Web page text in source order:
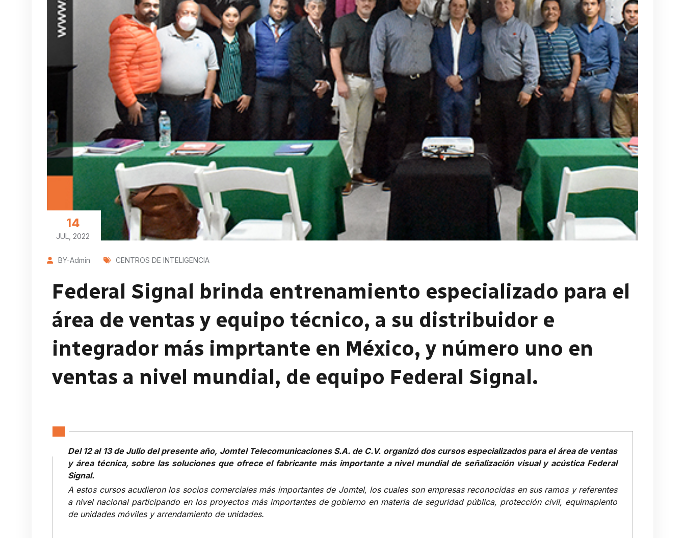
14
JUL, 2022
BY-Admin CENTROS DE INTELIGENCIA
Federal Signal brinda entrenamiento especializado para el
área de ventas y equipo técnico, a su distribuidor e
integrador más imprtante en México, y número uno en
ventas a nivel mundial, de equipo Federal Signal.
Del 12 al 13 de Julio del presente año, Jomtel Telecomunicaciones S.A. de C.V. organizó dos cursos especializados para el área de ventas
y área técnica, sobre las soluciones que ofrece el fabricante más importante a nivel mundial de señalización visual y acústica Federal
Signal.
A estos cursos acudieron los socios comerciales más importantes de Jomtel, los cuales son empresas reconocidas en sus ramos y referentes
a nivel nacional participando en los proyectos más importantes de gobierno en materia de seguridad pública, protección civil, equimapiento
de unidades móviles y arrendamiento de unidades.